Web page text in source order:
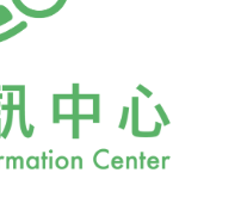
主張對汙染耕地進行
施保護，防止新的汙
面以書面回函稱，未
取農藝措施、調整種